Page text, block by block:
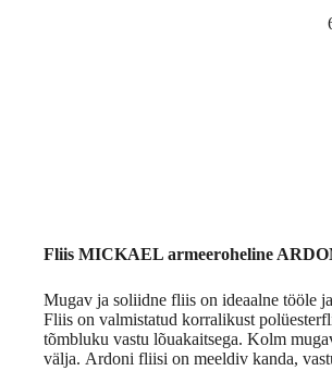
Fliis MICKAEL armeeroheline
Mugav ja soliidne fliis on ideaalne tööle
Fliis on valmistatud korralikust
tõmbluku vastu lõuakaitsega. Kolm
välja. Ardoni fliisi on meeldiv kanda,